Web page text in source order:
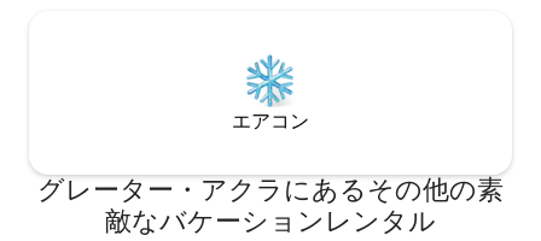
エアコン
グレーター・アクラにあるその他の素
敵なバケーションレンタル